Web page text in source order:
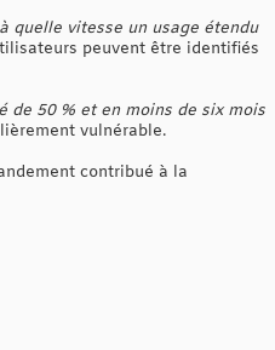
quelle vitesse un usage étendu
peuvent être identifiés
de 50 % et en moins de six mois
vulnérable.
contribué à la